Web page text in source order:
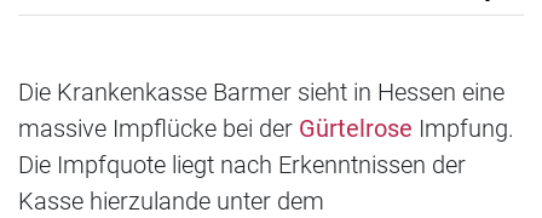
Die Krankenkasse Barmer sieht in Hessen eine
massive Impflücke bei der Gürtelrose Impfung.
Die Impfquote liegt nach Erkenntnissen der
Kasse hierzulande unter dem